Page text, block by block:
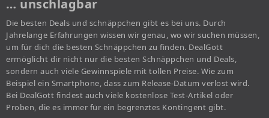
… unschlagbar
Die besten Deals und schnäppchen gibt es bei uns. Durch
Jahrelange Erfahrungen wissen wir genau, wo wir suchen müssen,
um für dich die besten Schnäppchen zu finden. DealGott
ermöglicht dir nicht nur die besten Schnäppchen und Deals,
sondern auch viele Gewinnspiele mit tollen Preise. Wie zum
Beispiel ein Smartphone, dass zum Release-Datum verlost wird.
Bei DealGott findest auch viele kostenlose Test-Artikel oder
Proben, die es immer für ein begrenztes Kontingent gibt.